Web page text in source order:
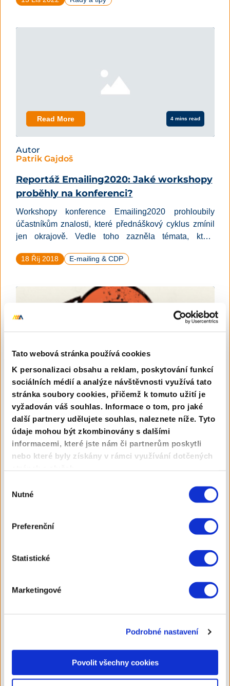
Tato webová stránka používá cookies
K personalizaci obsahu a reklam, poskytování funkcí
sociálních médií a analýze návštěvnosti využívá tato
stránka soubory cookies, přičemž k tomuto užití je
vyžadován váš souhlas. Informace o tom, pro jaké
další partnery udělujete souhlas, naleznete níže. Tyto
údaje mohou být zkombinovány s dalšími
informacemi, které jste nám či partnerům poskytli
nebo které byly získány v rámci využívání dotčených
souhlasu
Nutné
Preferenční
Statistické
Marketingové
Podrobné nastavení
Povolit všechny cookies
Read More 4 mins read
Autor
Patrik Gajdoš
Reportáž Emailing2020: Jaké workshopy
proběhly na konferenci?
Workshopy konference Emailing2020 prohloubily
účastníkům znalosti, které přednáškový cyklus zmínil
jen okrajově. Vedle toho zazněla témata, které
například padla zmínka o efektivní kombinaci
ovlivňujících vhodný čas i četnost e-mailových
kampaní nebo personalizaci na kontakt, o kterém víte
18 Říj 2018 E-mailing & CDP
Read More 8 mins read
Autor
Kamil Gric
Pár tipů, jak zlepšit customer experience
(a zvýšit prodeje)
Máte dobrý e-shop a přemýšlíte, jak ho vylepšit? Nebo
V dnešním článku se zaměříme na drobnosti, které
Jan Penkala